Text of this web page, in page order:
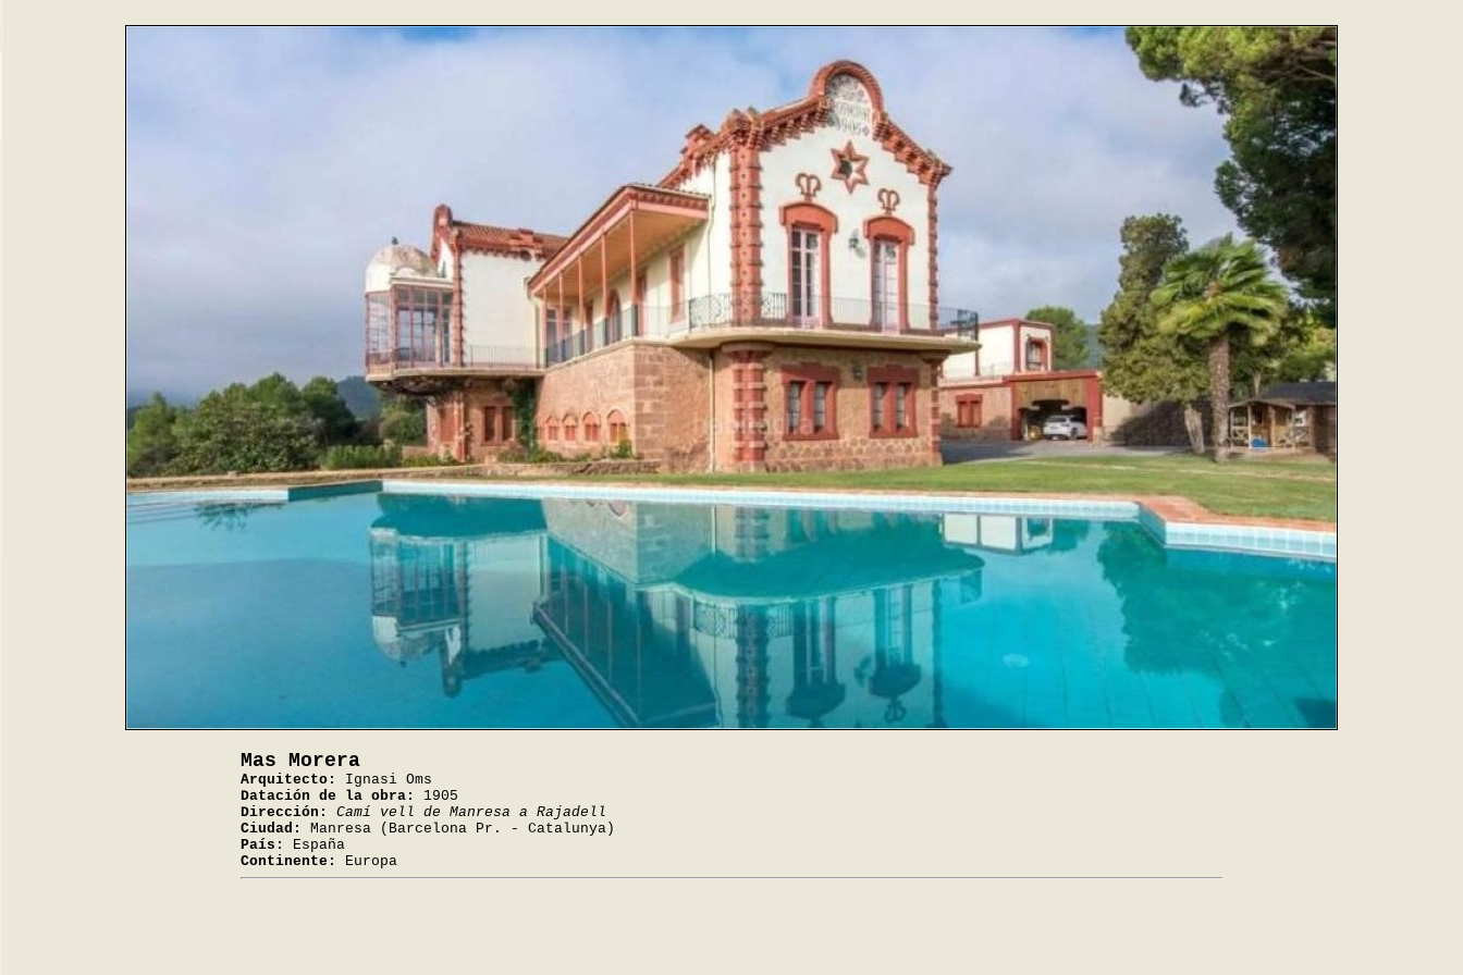
Mas Morera
Arquitecto:
Ignasi Oms
Datación de la obra:
1905
Dirección:
Camí vell de Manresa a Rajadell
Ciudad:
Manresa (Barcelona Pr. - Catalunya)
País:
España
Continente:
Europa